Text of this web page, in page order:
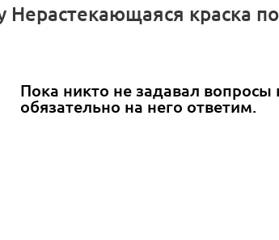
Нерастекающаяся краска
Пока никто не задавал
обязательно на него ответим.